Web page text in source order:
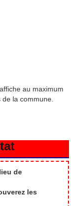
au maximum
la commune.
de
les